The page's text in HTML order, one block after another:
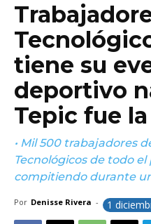
tiene su
deportivo
Tepic fue
• Mil 500 trabajadores
Tecnológicos de todo
compitiendo durante
Por Denisse Rivera - 1